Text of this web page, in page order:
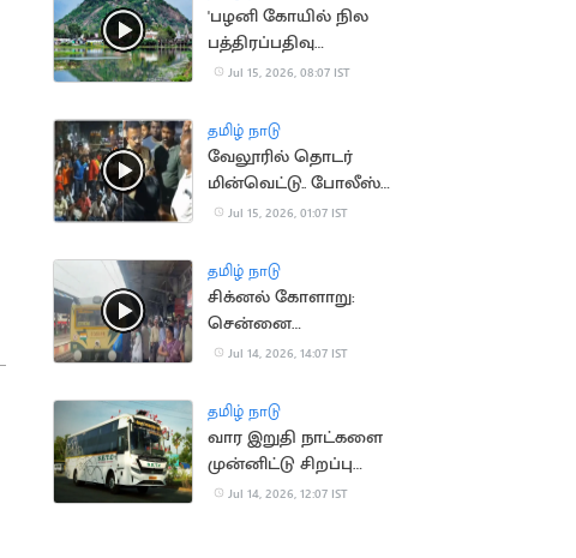
'பழனி கோயில் நில
பத்திரப்பதிவு
செல்லாது'.. நீதிமன்றம்
Jul 15, 2026, 08:07 IST
தமிழ் நாடு
வேலூரில் தொடர்
மின்வெட்டு.. போலீஸ்
பேச்சால் சர்ச்சை
Jul 15, 2026, 01:07 IST
தமிழ் நாடு
சிக்னல் கோளாறு:
சென்னை
கடற்கரையில் புறநகர்
Jul 14, 2026, 14:07 IST
தமிழ் நாடு
வார இறுதி நாட்களை
முன்னிட்டு சிறப்பு
பேருந்துகள் இயக்கம்
Jul 14, 2026, 12:07 IST